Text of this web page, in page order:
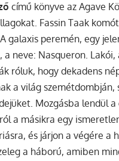
című könyve az Agave
Fassin Taak
galaxis peremén, egy
neve: Nasqueron.
róluk, hogy dekadens
a világ szemétdombján,
Mozgásba lendül
a másikra egy
és járjon a végére
a háború, amiben